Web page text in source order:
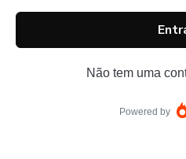
Não tem uma
Powered by